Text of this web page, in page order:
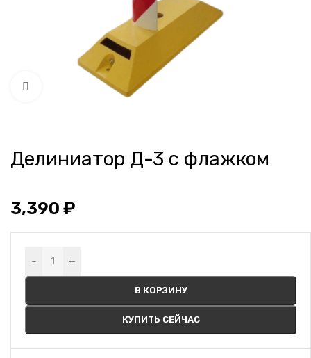
Нажмите, чтобы увеличить
Делиниатор Д-3 с флажком
3,390 ₽
- +
В КОРЗИНУ
КУПИТЬ СЕЙЧАС
Alternative: